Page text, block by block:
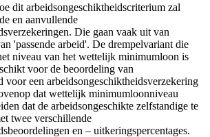
dit arbeidsongeschiktheidscriterium zal
en aanvullende
Die gaan vaak uit van
'passende arbeid'. De drempelvariant die
niveau van het wettelijk minimumloon is
voor de beoordeling van
voor een arbeidsongeschiktheidsverzekering
dat wettelijk minimumloonniveau
dat de arbeidsongeschikte zelfstandige te
twee verschillende
en – uitkeringspercentages.